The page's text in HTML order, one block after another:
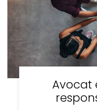
Avocat